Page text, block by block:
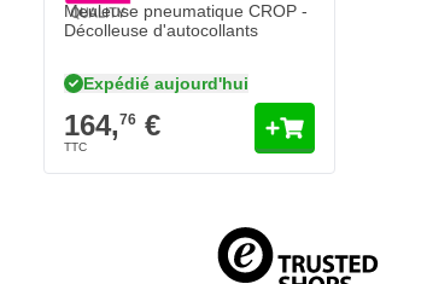
Meuleuse pneumatique CROP -
Décolleuse d'autocollants
Expédié aujourd'hui
164,76 €